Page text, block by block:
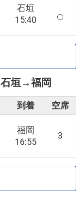
石垣
15:40
石垣→福岡
到着 空席
福岡
16:55
3